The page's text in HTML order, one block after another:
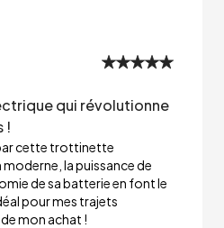
qui révolutionne
!
cette trottinette
la puissance de
de sa batterie en font le
pour mes trajets
mon achat !